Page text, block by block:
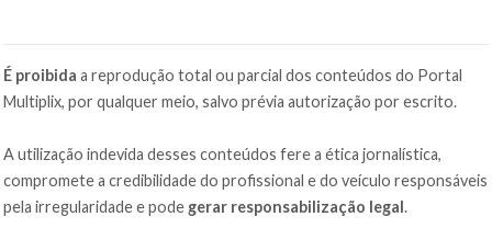
É proibida a reprodução total ou parcial dos conteúdos do Portal
Multiplix, por qualquer meio, salvo prévia autorização por escrito.
A utilização indevida desses conteúdos fere a ética jornalística,
compromete a credibilidade do profissional e do veículo responsáveis
pela irregularidade e pode gerar responsabilização legal.